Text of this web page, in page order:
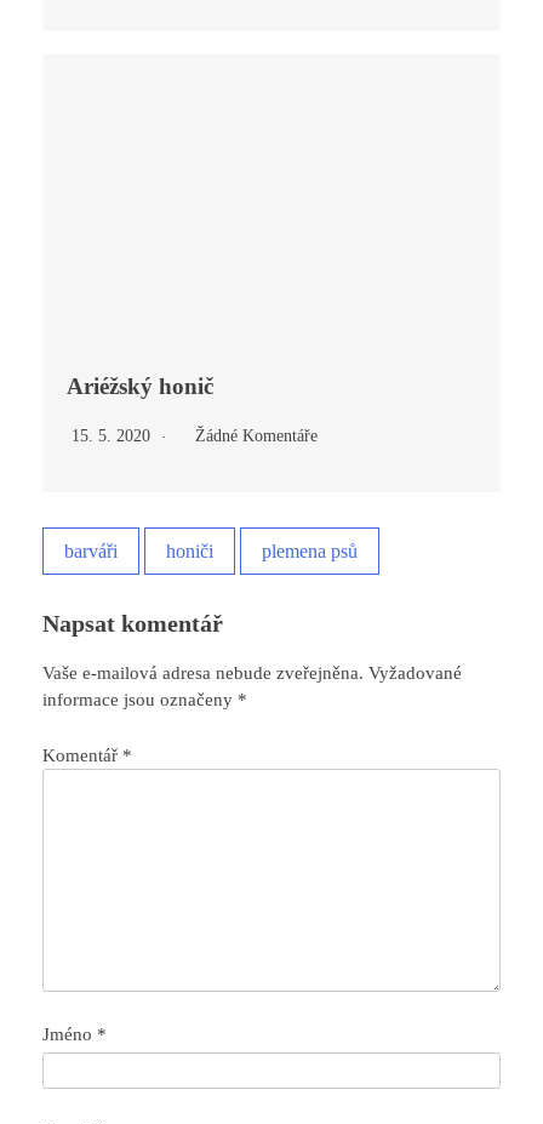
Ariéžský honič
15. 5. 2020 Žádné Komentáře
barváři honiči plemena psů
Napsat komentář
Vaše e-mailová adresa nebude zveřejněna. Vyžadované
informace jsou označeny *
Komentář *
Jméno *